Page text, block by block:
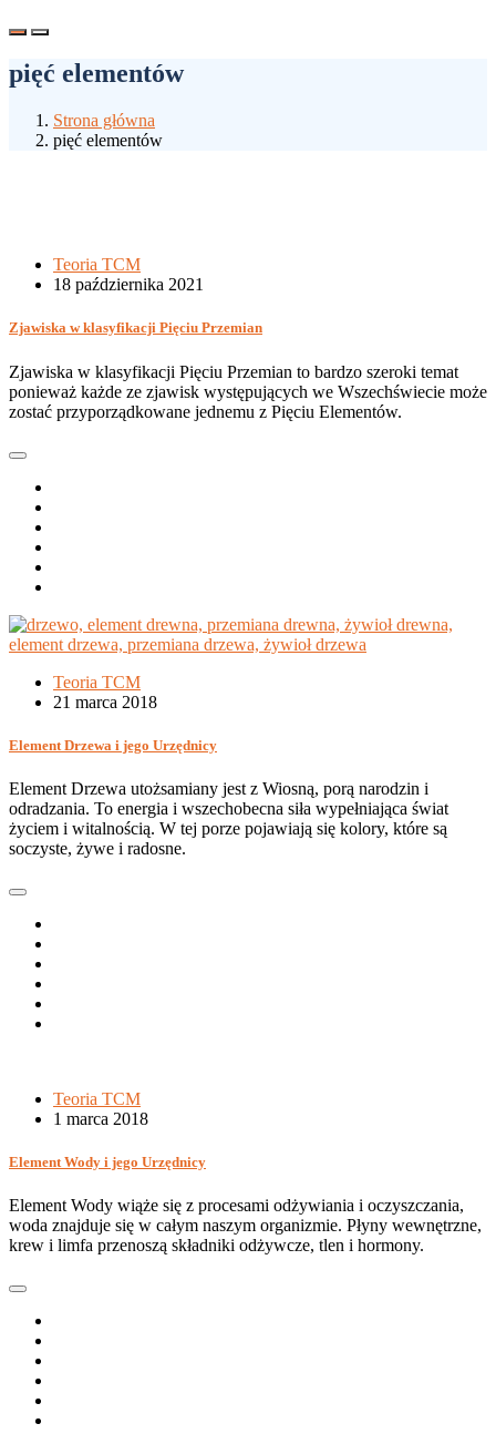
pięć elementów
Strona główna
pięć elementów
Teoria TCM
18 października 2021
Zjawiska w klasyfikacji Pięciu Przemian
Zjawiska w klasyfikacji Pięciu Przemian to bardzo szeroki temat
ponieważ każde ze zjawisk występujących we Wszechświecie może
zostać przyporządkowane jednemu z Pięciu Elementów.
Teoria TCM
21 marca 2018
Element Drzewa i jego Urzędnicy
Element Drzewa utożsamiany jest z Wiosną, porą narodzin i
odradzania. To energia i wszechobecna siła wypełniająca świat
życiem i witalnością. W tej porze pojawiają się kolory, które są
soczyste, żywe i radosne.
Teoria TCM
1 marca 2018
Element Wody i jego Urzędnicy
Element Wody wiąże się z procesami odżywiania i oczyszczania,
woda znajduje się w całym naszym organizmie. Płyny wewnętrzne,
krew i limfa przenoszą składniki odżywcze, tlen i hormony.